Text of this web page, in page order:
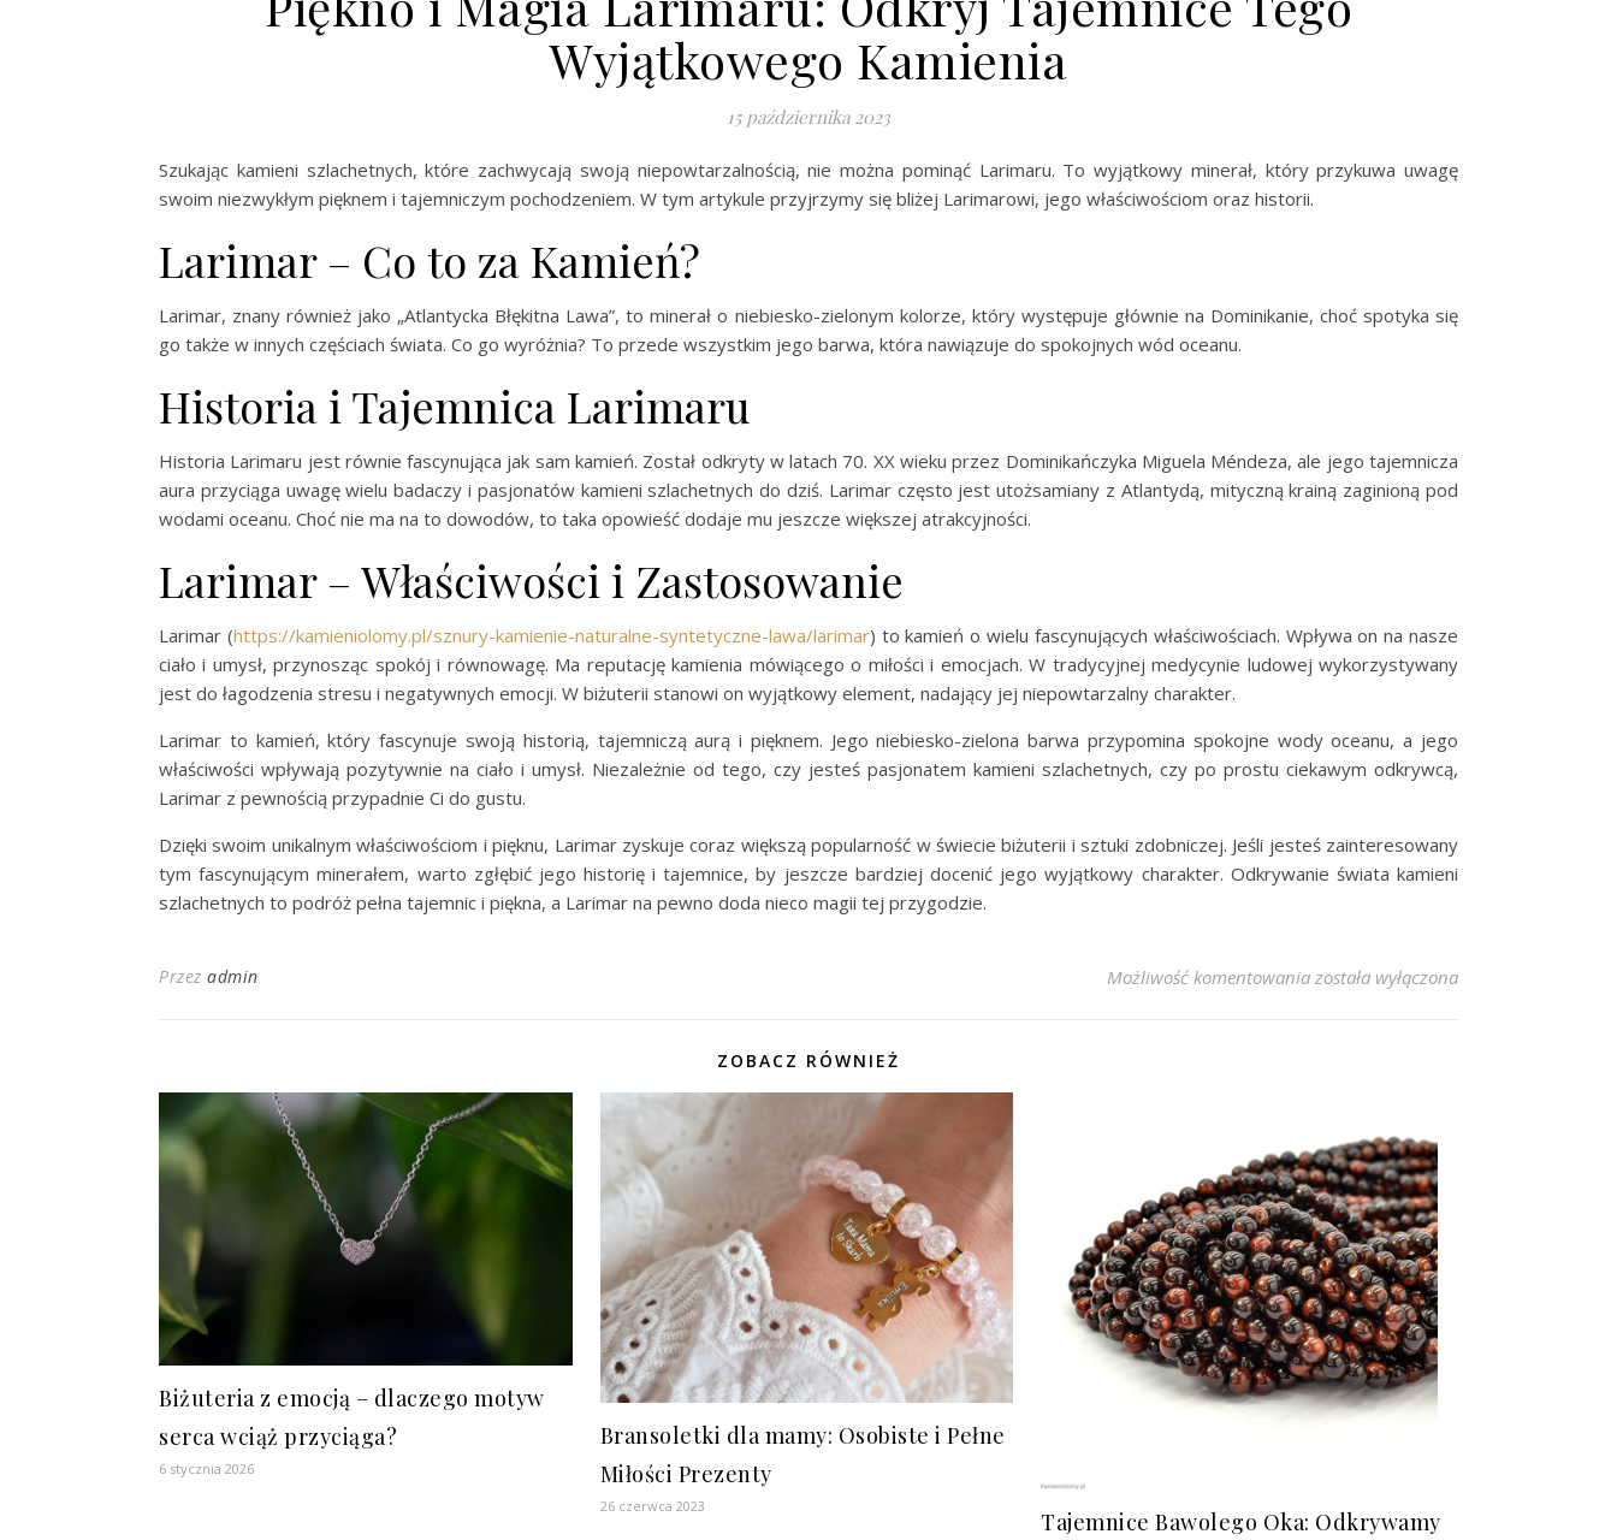
Wyjątkowego Kamienia
15 października 2023
Szukając kamieni szlachetnych, które zachwycają swoją niepowtarzalnością, nie można pominąć Larimaru. To wyjątkowy minerał, który przykuwa uwagę
swoim niezwykłym pięknem i tajemniczym pochodzeniem. W tym artykule przyjrzymy się bliżej Larimarowi, jego właściwościom oraz historii.
Larimar – Co to za Kamień?
Larimar, znany również jako „Atlantycka Błękitna Lawa”, to minerał o niebiesko-zielonym kolorze, który występuje głównie na Dominikanie, choć spotyka się
go także w innych częściach świata. Co go wyróżnia? To przede wszystkim jego barwa, która nawiązuje do spokojnych wód oceanu.
Historia i Tajemnica Larimaru
Historia Larimaru jest równie fascynująca jak sam kamień. Został odkryty w latach 70. XX wieku przez Dominikańczyka Miguela Méndeza, ale jego tajemnicza
aura przyciąga uwagę wielu badaczy i pasjonatów kamieni szlachetnych do dziś. Larimar często jest utożsamiany z Atlantydą, mityczną krainą zaginioną pod
wodami oceanu. Choć nie ma na to dowodów, to taka opowieść dodaje mu jeszcze większej atrakcyjności.
Larimar – Właściwości i Zastosowanie
Larimar (https://kamieniolomy.pl/sznury-kamienie-naturalne-syntetyczne-lawa/larimar) to kamień o wielu fascynujących właściwościach. Wpływa on na nasze
ciało i umysł, przynosząc spokój i równowagę. Ma reputację kamienia mówiącego o miłości i emocjach. W tradycyjnej medycynie ludowej wykorzystywany
jest do łagodzenia stresu i negatywnych emocji. W biżuterii stanowi on wyjątkowy element, nadający jej niepowtarzalny charakter.
Larimar to kamień, który fascynuje swoją historią, tajemniczą aurą i pięknem. Jego niebiesko-zielona barwa przypomina spokojne wody oceanu, a jego
właściwości wpływają pozytywnie na ciało i umysł. Niezależnie od tego, czy jesteś pasjonatem kamieni szlachetnych, czy po prostu ciekawym odkrywcą,
Larimar z pewnością przypadnie Ci do gustu.
Dzięki swoim unikalnym właściwościom i pięknu, Larimar zyskuje coraz większą popularność w świecie biżuterii i sztuki zdobniczej. Jeśli jesteś zainteresowany
tym fascynującym minerałem, warto zgłębić jego historię i tajemnice, by jeszcze bardziej docenić jego wyjątkowy charakter. Odkrywanie świata kamieni
szlachetnych to podróż pełna tajemnic i piękna, a Larimar na pewno doda nieco magii tej przygodzie.
Przez admin Możliwość komentowania Piękno i Magia Larimaru: Odkryj
została wyłączona
ZOBACZ RÓWNIEŻ
Biżuteria z emocją – dlaczego motyw
serca wciąż przyciąga?
6 stycznia 2026
Bransoletki dla mamy: Osobiste i Pełne
Miłości Prezenty
26 czerwca 2023
Tajemnice Bawolego Oka: Odkrywamy